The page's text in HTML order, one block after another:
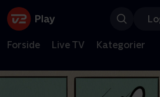
Forside Live TV Kategorier